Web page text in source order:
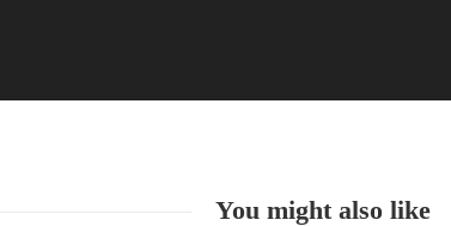
You might also like